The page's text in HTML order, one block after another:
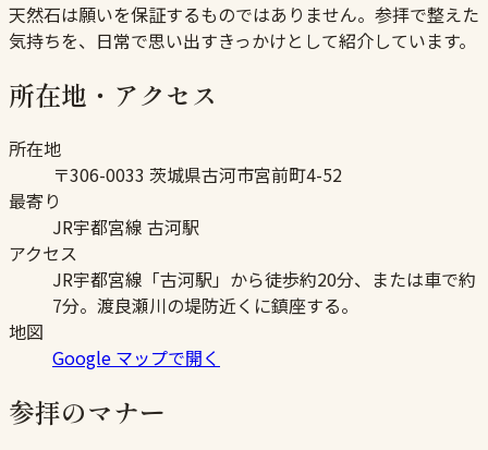
天然石は願いを保証するものではありません。参拝で整えた
気持ちを、日常で思い出すきっかけとして紹介しています。
所在地・アクセス
所在地
〒306-0033 茨城県古河市宮前町4-52
最寄り
JR宇都宮線 古河駅
アクセス
JR宇都宮線「古河駅」から徒歩約20分、または車で約
7分。渡良瀬川の堤防近くに鎮座する。
地図
Google マップで開く
参拝のマナー